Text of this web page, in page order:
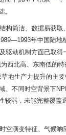
。
构简洁、数据易获
年中国陆地
驱动机制方面已取得
西北高、东南低的
地生产力提升的主
、不同时空背景下
较弱，未能完整覆盖
空演变特征、气候响